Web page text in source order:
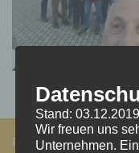
FOLGEN:
Stand: 03.12.2019
Wir freuen uns
Unternehmen.